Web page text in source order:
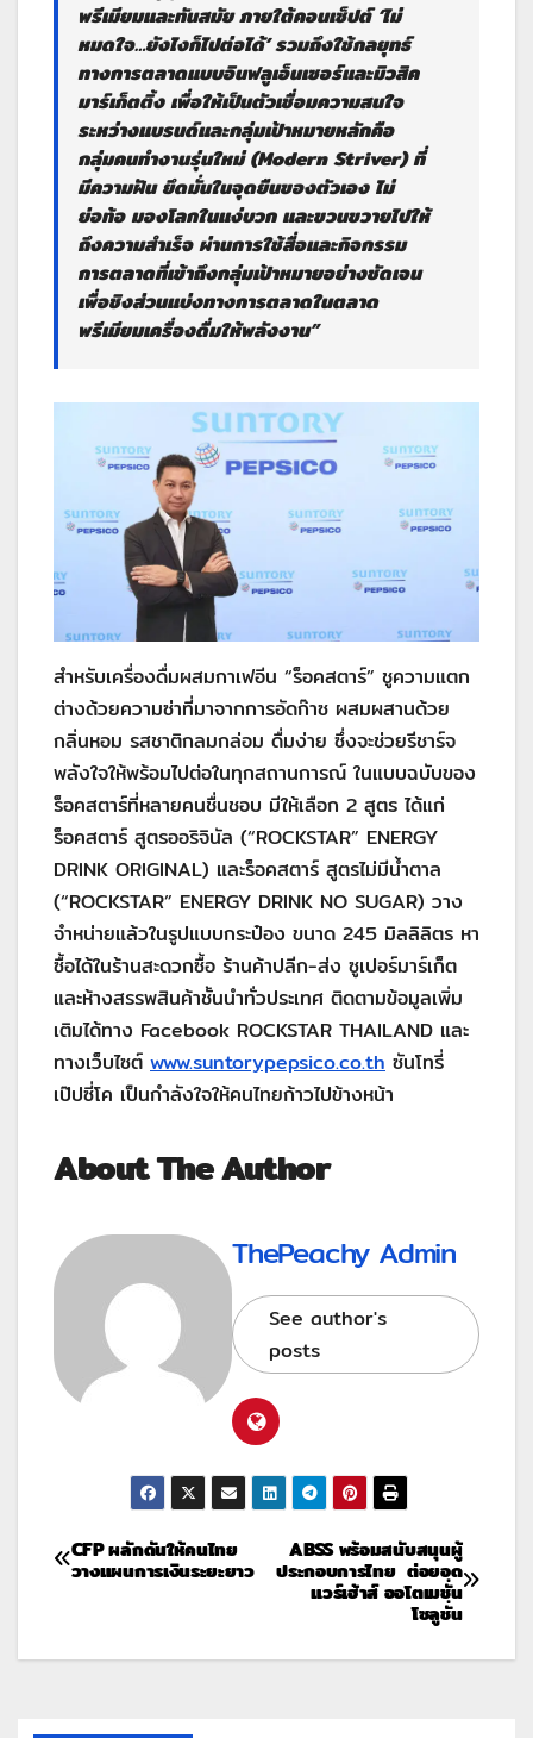
พรีเมียมและทันสมัย ภายใต้คอนเซ็ปต์ ‘ไม่
หมดใจ…ยังไงก็ไปต่อได้’ รวมถึงใช้กลยุทธ์
ทางการตลาดแบบอินฟลูเอ็นเซอร์และมิวสิค
มาร์เก็ตติ้ง เพื่อให้เป็นตัวเชื่อมความสนใจ
ระหว่างแบรนด์และกลุ่มเป้าหมายหลักคือ
กลุ่มคนทำงานรุ่นใหม่ (Modern Striver) ที่
มีความฝัน ยึดมั่นในจุดยืนของตัวเอง ไม่
ย่อท้อ มองโลกในแง่บวก และขวนขวายไปให้
ถึงความสำเร็จ ผ่านการใช้สื่อและกิจกรรม
การตลาดที่เข้าถึงกลุ่มเป้าหมายอย่างชัดเจน
เพื่อชิงส่วนแบ่งทางการตลาดในตลาด
พรีเมียมเครื่องดื่มให้พลังงาน”
สำหรับเครื่องดื่มผสมกาเฟอีน “ร็อคสตาร์” ชูความแตก
ต่างด้วยความซ่าที่มาจากการอัดก๊าซ ผสมผสานด้วย
กลิ่นหอม รสชาติกลมกล่อม ดื่มง่าย ซึ่งจะช่วยรีชาร์จ
พลังใจให้พร้อมไปต่อในทุกสถานการณ์ ในแบบฉบับของ
ร็อคสตาร์ที่หลายคนชื่นชอบ มีให้เลือก 2 สูตร ได้แก่
ร็อคสตาร์ สูตรออริจินัล (“ROCKSTAR” ENERGY
DRINK ORIGINAL) และร็อคสตาร์ สูตรไม่มีน้ำตาล
(“ROCKSTAR” ENERGY DRINK NO SUGAR) วาง
จำหน่ายแล้วในรูปแบบกระป๋อง ขนาด 245 มิลลิลิตร หา
ซื้อได้ในร้านสะดวกซื้อ ร้านค้าปลีก-ส่ง ซูเปอร์มาร์เก็ต
และห้างสรรพสินค้าชั้นนำทั่วประเทศ ติดตามข้อมูลเพิ่ม
เติมได้ทาง Facebook ROCKSTAR THAILAND และ
ทางเว็บไซต์ www.suntorypepsico.co.th ซันโทรี่
เป๊ปซี่โค เป็นกำลังใจให้คนไทยก้าวไปข้างหน้า
About The Author
ThePeachy Admin
See author's
posts
ABSS พร้อมสนับสนุนผู้
ประกอบการไทย ต่อยอด
แวร์เฮ้าส์ ออโตเมชั่น
โซลูชั่น
CFP ผลักดันให้คนไทย
วางแผนการเงินระยะยาว